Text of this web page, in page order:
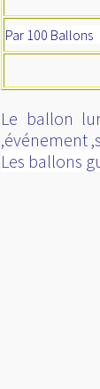
Par 100 Ballons
Le ballon
,événement
Les ballons